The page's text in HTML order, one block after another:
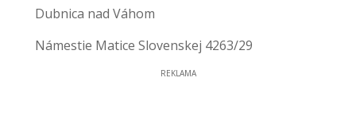
Dubnica nad Váhom
Námestie Matice Slovenskej 4263/29
REKLAMA